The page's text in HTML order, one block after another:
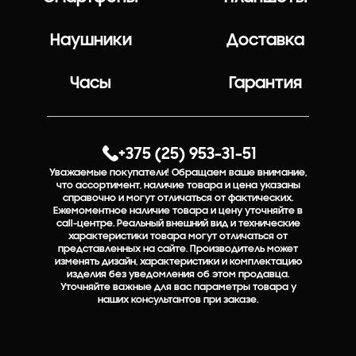
Наушники
Часы
Доставка
Гарантия
+375 (25) 953-31-51
Уважаемые покупатели! Обращаем ваше внимание,
что ассортимент, наличие товара и цена указаны
справочно и могут отличаться от фактических.
Ежемоментное наличие товара и цену уточняйте в
call-центре. Реальный внешний вид и технические
характеристики товара могут отличаться от
представленных на сайте. Производитель может
изменять дизайн, характеристики и комплектацию
изделия без уведомления об этом продавца.
Уточняйте важные для вас параметры товара у
наших консультантов при заказе.